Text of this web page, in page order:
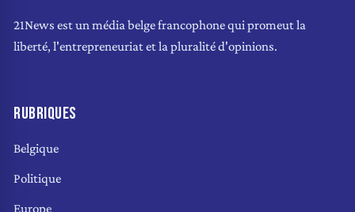
21News est un média belge francophone qui promeut la
liberté, l'entrepreneuriat et la pluralité d'opinions.
RUBRIQUES
Belgique
Politique
Europe